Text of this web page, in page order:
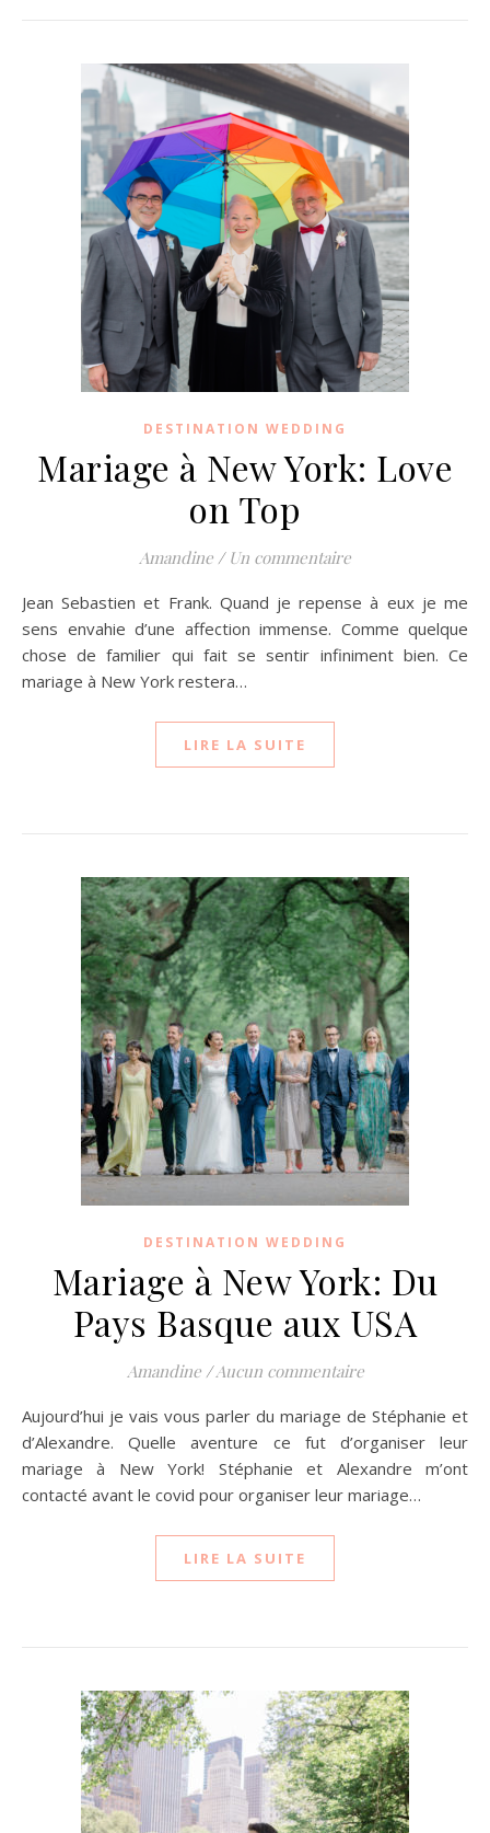
DESTINATION WEDDING
Mariage à New York: Love
on Top
Amandine / Un commentaire
Jean Sebastien et Frank. Quand je repense à eux je me
sens envahie d’une affection immense. Comme quelque
chose de familier qui fait se sentir infiniment bien. Ce
mariage à New York restera…
LIRE LA SUITE
DESTINATION WEDDING
Mariage à New York: Du
Pays Basque aux USA
Amandine /Aucun commentaire
Aujourd’hui je vais vous parler du mariage de Stéphanie et
d’Alexandre. Quelle aventure ce fut d’organiser leur
mariage à New York! Stéphanie et Alexandre m’ont
contacté avant le covid pour organiser leur mariage…
LIRE LA SUITE